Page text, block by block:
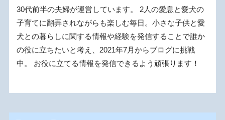
30代前半の夫婦が運営しています。 2人の愛息と愛犬の
子育てに翻弄されながらも楽しむ毎日。小さな子供と愛
犬との暮らしに関する情報や経験を発信することで誰か
の役に立ちたいと考え、2021年7月からブログに挑戦
中。 お役に立てる情報を発信できるよう頑張ります！